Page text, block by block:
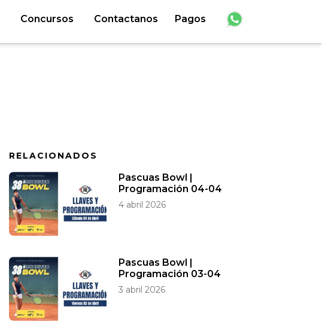
Concursos Contactanos Pagos
RELACIONADOS
Pascuas Bowl |
Programación 04-04
4 abril 2026
Pascuas Bowl |
Programación 03-04
3 abril 2026